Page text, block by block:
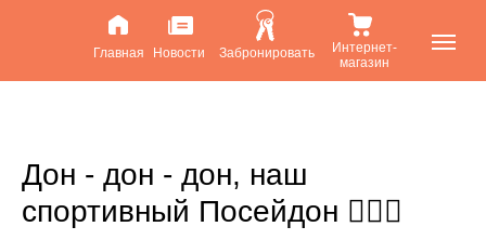
Главная Новости Забронировать
Интернет-
магазин
Дон - дон - дон, наш
спортивный Посейдон 🧜🏻‍♂